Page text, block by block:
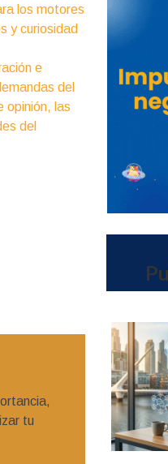
los motores
y curiosidad
e
del
opinión, las
del
tu